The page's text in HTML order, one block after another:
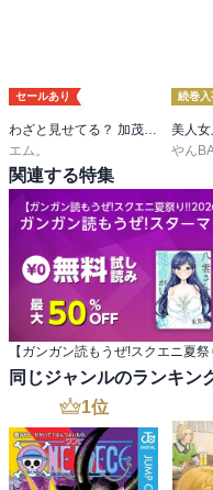
セールあり
エム。
続巻入
美人
やん
関連する特集
同じジャンルのランキン
1位